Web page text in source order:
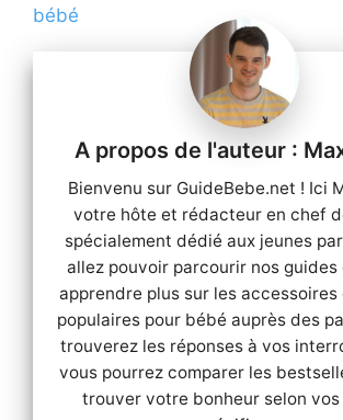
bébé
Bienvenu sur GuideBebe.net ! Ici
votre hôte et rédacteur en chef
spécialement dédié aux jeunes
allez pouvoir parcourir nos
apprendre plus sur les
populaires pour bébé auprès des
trouverez les réponses à vos
vous pourrez comparer les
trouver votre bonheur selon